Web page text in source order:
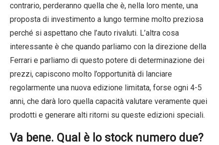
contrario, perderanno quella che è, nella loro mente, una
proposta di investimento a lungo termine molto preziosa
perché si aspettano che l’auto rivaluti. L’altra cosa
interessante è che quando parliamo con la direzione della
Ferrari e parliamo di questo potere di determinazione dei
prezzi, capiscono molto l’opportunità di lanciare
regolarmente una nuova edizione limitata, forse ogni 4-5
anni, che darà loro quella capacità valutare veramente quei
prodotti e generare alti ritorni su queste edizioni speciali.
Va bene. Qual è lo stock numero due?